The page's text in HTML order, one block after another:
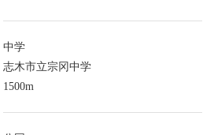
中学
志木市立宗冈中学
1500m